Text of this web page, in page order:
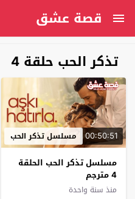
قصة عشق
تذكر الحب حلقة 4
00:50:51 مسلسل تذكر الحب
مسلسل تذكر الحب الحلقة
4 مترجم
منذ سنة واحدة